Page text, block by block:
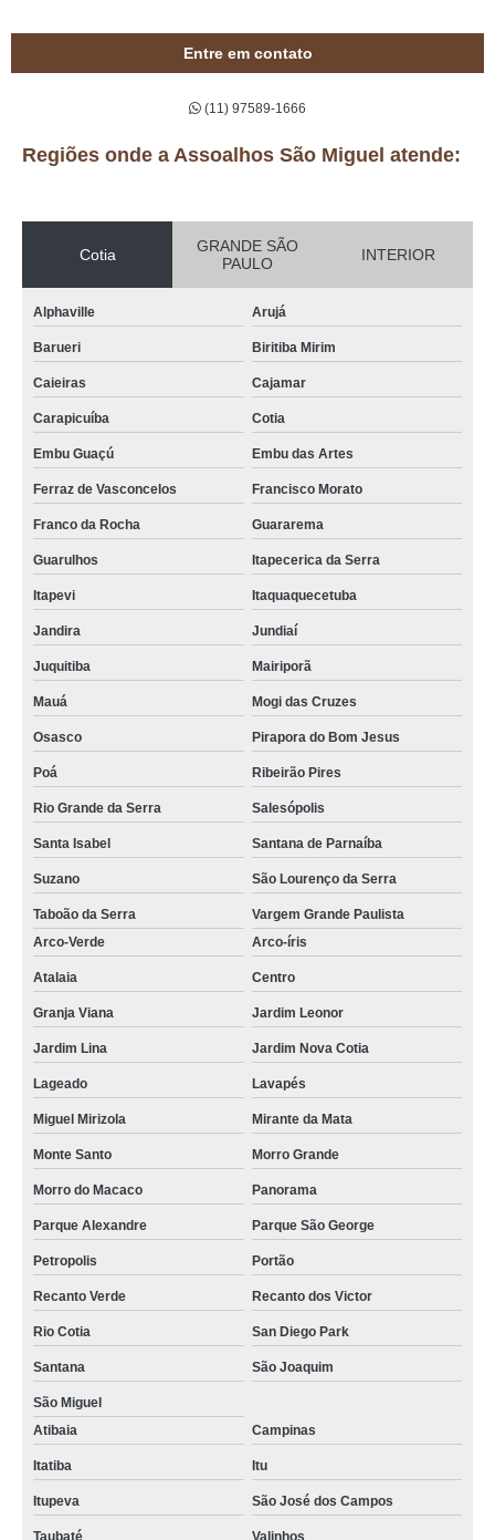
Entre em contato
(11) 97589-1666
Regiões onde a Assoalhos São Miguel atende:
Cotia
GRANDE SÃO
PAULO
INTERIOR
Alphaville Arujá
Barueri Biritiba Mirim
Caieiras Cajamar
Carapicuíba Cotia
Embu Guaçú Embu das Artes
Ferraz de Vasconcelos Francisco Morato
Franco da Rocha Guararema
Guarulhos Itapecerica da Serra
Itapevi Itaquaquecetuba
Jandira Jundiaí
Juquitiba Mairiporã
Mauá Mogi das Cruzes
Osasco Pirapora do Bom Jesus
Poá Ribeirão Pires
Rio Grande da Serra Salesópolis
Santa Isabel Santana de Parnaíba
Suzano São Lourenço da Serra
Taboão da Serra
Vargem Grande Paulista
Arco-Verde
Arco-íris
Atalaia Centro
Granja Viana Jardim Leonor
Jardim Lina Jardim Nova Cotia
Lageado Lavapés
Miguel Mirizola Mirante da Mata
Monte Santo Morro Grande
Morro do Macaco Panorama
Parque Alexandre Parque São George
Petropolis Portão
Recanto Verde Recanto dos Victor
Rio Cotia San Diego Park
Santana São Joaquim
São Miguel
Atibaia
Campinas
Itatiba Itu
Itupeva São José dos Campos
Taubaté Valinhos